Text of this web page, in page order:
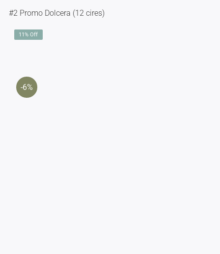
#2 Promo Dolcera (12 cires)
11% Off
-6%